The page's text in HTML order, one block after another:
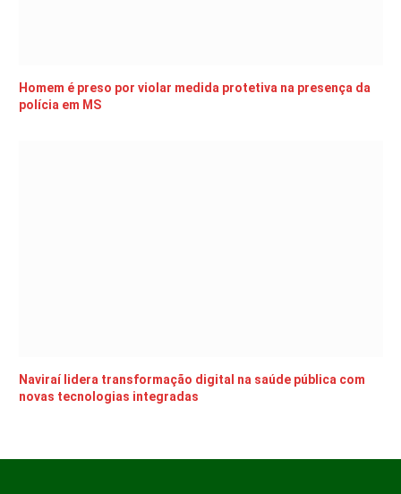
Homem é preso por violar medida protetiva na presença da
polícia em MS
Naviraí lidera transformação digital na saúde pública com
novas tecnologias integradas